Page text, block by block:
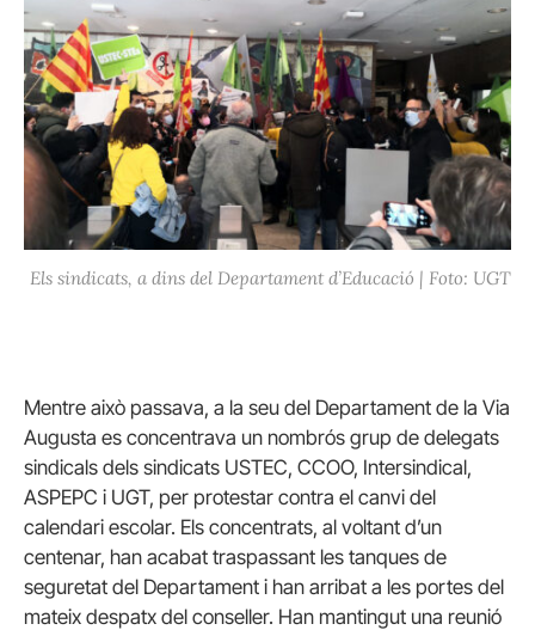
Els sindicats, a dins del Departament d’Educació | Foto: UGT
Mentre això passava, a la seu del Departament de la Via
Augusta es concentrava un nombrós grup de delegats
sindicals dels sindicats USTEC, CCOO, Intersindical,
ASPEPC i UGT, per protestar contra el canvi del
calendari escolar. Els concentrats, al voltant d’un
centenar, han acabat traspassant les tanques de
seguretat del Departament i han arribat a les portes del
mateix despatx del conseller. Han mantingut una reunió